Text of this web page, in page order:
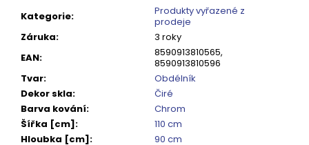
Kategorie:
Produkty vyřazené z
prodeje
Záruka:
3 roky
EAN:
8590913810565,
8590913810596
Tvar:
Obdélník
Dekor skla:
Čiré
Barva kování:
Chrom
Šířka [cm]:
110 cm
Hloubka [cm]:
90 cm
VOLCANO
CHROM
DVEŘE
DO
NIKY
1400MM,
ČIRÉ
SKLO,